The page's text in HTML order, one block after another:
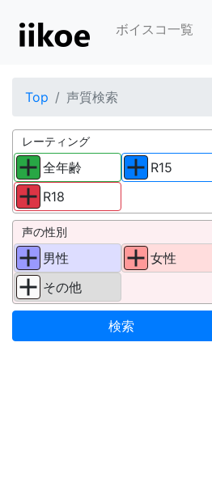
ボイスコ一覧
Top 声質検索
レーティング
全年齢
R18
R15
声の性別
男性
その他
女性